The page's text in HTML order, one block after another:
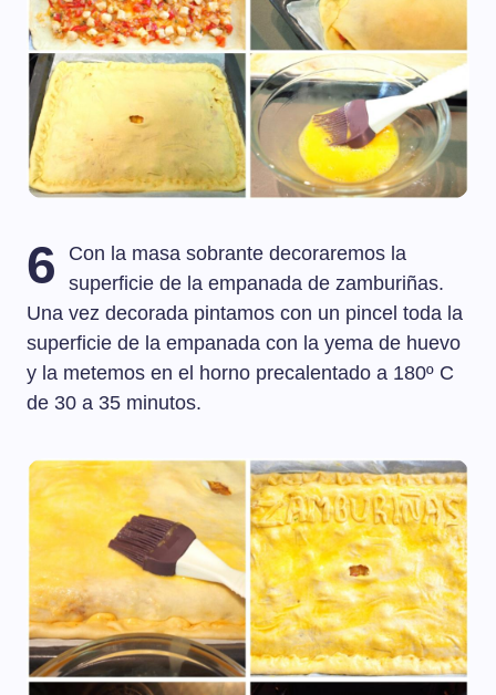
6
Con la masa sobrante decoraremos la
superficie de la empanada de zamburiñas.
Una vez decorada pintamos con un pincel toda la
superficie de la empanada con la yema de huevo
y la metemos en el horno precalentado a 180º C
de 30 a 35 minutos.